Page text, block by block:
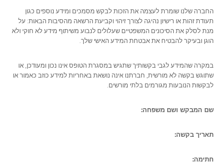
החברה שלנו שומרת לעצמה את הזכות לבקש מסמכים ומידע נוספים כגון
תעודת זהות או רישיון נהיגה לצורך זיהוי וקביעת הרשאה מהסיבות הבאות: על
מנת לסלק את הסיכונים המשפטיים שעלולים לנבוע משיתוף מידע לא חוקי ולא
הוגן ובעיקר להבטיח את אבטחת המידע האישי שלך.
במקרה שהמידע לגבי בקשותיך שתגיש במסגרת הטופס אינו נכון ומעודכן, או
שתוגש בקשה לא מורשית, חברתנו אינה נושאת באחריות למידע כוזב כאמור או
לבקשות הנובעות מגורמים בלתי מורשים.
שם המבקש ושם משפחה:
תאריך בקשה:
חתימה: